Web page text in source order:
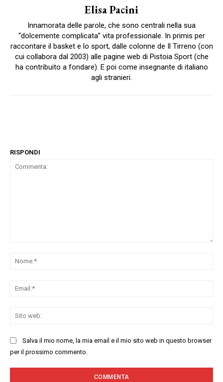
Elisa Pacini
Innamorata delle parole, che sono centrali nella sua
“dolcemente complicata” vita professionale. In primis per
raccontare il basket e lo sport, dalle colonne de Il Tirreno (con
cui collabora dal 2003) alle pagine web di Pistoia Sport (che
ha contribuito a fondare). E poi come insegnante di italiano
agli stranieri.
RISPONDI
Salva il mio nome, la mia email e il mio sito web in questo browser
per il prossimo commento.